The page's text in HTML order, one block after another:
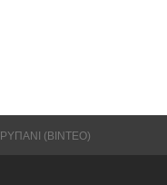
(ΒΙΝΤΕΟ)